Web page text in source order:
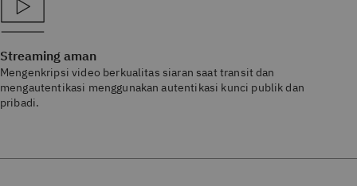
Streaming aman
Mengenkripsi video berkualitas siaran saat transit dan
mengautentikasi menggunakan autentikasi kunci publik dan
pribadi.